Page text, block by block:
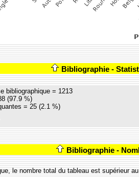
Bibliographie -
bibliographique = 1213
(97.9 %)
= 25 (2.1 %)
Bibliographie -
le nombre total du tableau est supérieur